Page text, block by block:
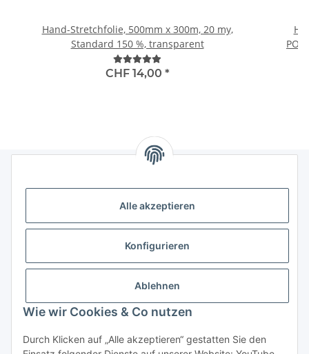
Alle akzeptieren
Konfigurieren
Ablehnen
Wie wir Cookies & Co nutzen
Durch Klicken auf „Alle akzeptieren“ gestatten Sie den
Hand-Stretchfolie, 500mm x 300m, 20 my,
Standard 150 %, transparent
CHF 14,00 *
Das sollten Sie wissen